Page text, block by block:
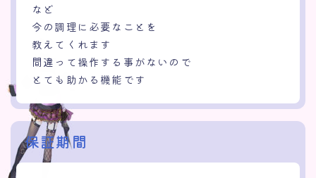
など
今の調理に必要なことを
教えてくれます
間違って操作する事がないので
とても助かる機能です
保証期間